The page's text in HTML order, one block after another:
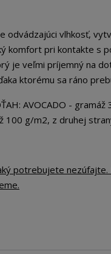
odvádzajúci vlhkosť,
komfort pri kontakte s
je veľmi príjemný na
ktorému sa ráno
AVOCADO -
100 g/m2, z druhej
potrebujete